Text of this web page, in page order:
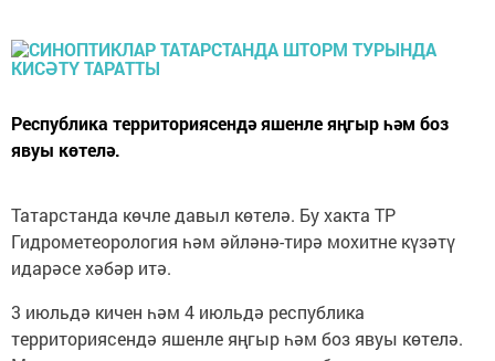
Республика территориясендә яшенле яңгыр һәм боз
явуы көтелә.
Татарстанда көчле давыл көтелә. Бу хакта ТР
Гидрометеорология һәм әйләнә-тирә мохитне күзәтү
идарәсе хәбәр итә.
3 июльдә кичен һәм 4 июльдә республика
территориясендә яшенле яңгыр һәм боз явуы көтелә.